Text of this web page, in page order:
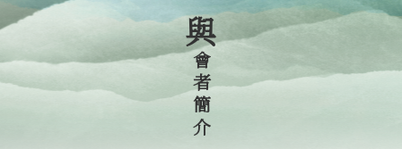
與
會
者
簡
介